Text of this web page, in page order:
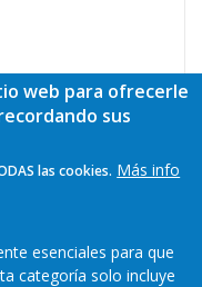
Más
web para ofrecerle
sus
las cookies. Más info
esenciales para que
categoría solo incluye